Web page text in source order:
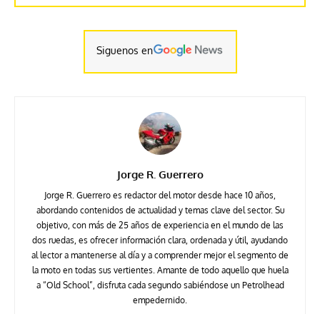
Siguenos en
Jorge R. Guerrero
Jorge R. Guerrero es redactor del motor desde hace 10 años,
abordando contenidos de actualidad y temas clave del sector. Su
objetivo, con más de 25 años de experiencia en el mundo de las
dos ruedas, es ofrecer información clara, ordenada y útil, ayudando
al lector a mantenerse al día y a comprender mejor el segmento de
la moto en todas sus vertientes. Amante de todo aquello que huela
a “Old School”, disfruta cada segundo sabiéndose un Petrolhead
empedernido.